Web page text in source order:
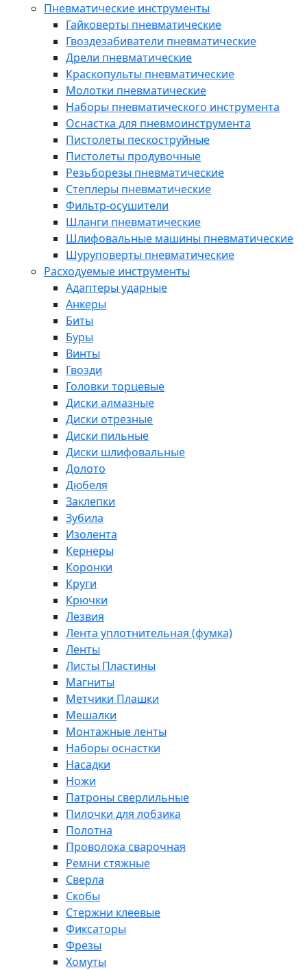
Пневматические инструменты
Гайковерты пневматические
Гвоздезабиватели пневматические
Дрели пневматические
Краскопульты пневматические
Молотки пневматические
Наборы пневматического инструмента
Оснастка для пневмоинструмента
Пистолеты пескоструйные
Пистолеты продувочные
Резьборезы пневматические
Степлеры пневматические
Фильтр-осушители
Шланги пневматические
Шлифовальные машины пневматические
Шуруповерты пневматические
Расходуемые инструменты
Адаптеры ударные
Анкеры
Биты
Буры
Винты
Гвозди
Головки торцевые
Диски алмазные
Диски отрезные
Диски пильные
Диски шлифовальные
Долото
Дюбеля
Заклепки
Зубила
Изолента
Кернеры
Коронки
Круги
Крючки
Лезвия
Лента уплотнительная (фумка)
Ленты
Листы Пластины
Магниты
Метчики Плашки
Мешалки
Монтажные ленты
Наборы оснастки
Насадки
Ножи
Патроны сверлильные
Пилочки для лобзика
Полотна
Проволока сварочная
Ремни стяжные
Сверла
Скобы
Стержни клеевые
Фиксаторы
Фрезы
Хомуты